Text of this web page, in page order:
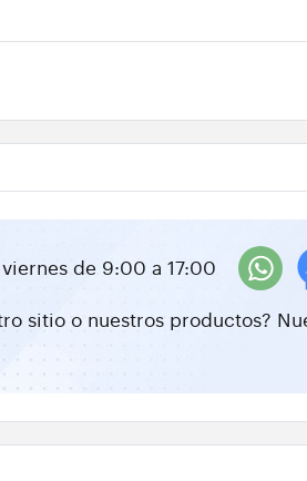
de 9:00 a 17:00
sitio o nuestros productos?